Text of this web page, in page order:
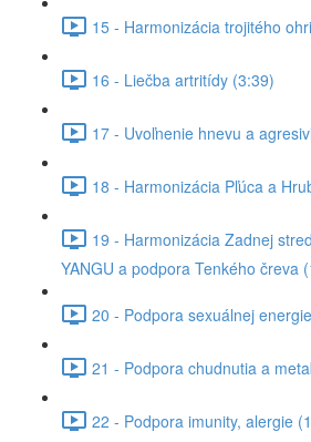
15 - Harmonizácia trojitého
16 - Liečba artritídy (3:39)
17 - Uvoľnenie hnevu a
18 - Harmonizácia Pľúca a
19 - Harmonizácia Zadnej
YANGU a podpora Tenkého čreva
20 - Podpora sexuálnej
21 - Podpora chudnutia a
22 - Podpora imunity, alergie